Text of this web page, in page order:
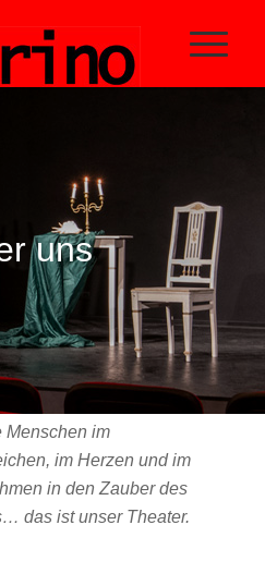
uns
Menschen im
im Herzen und im
in den Zauber des
das ist unser Theater.